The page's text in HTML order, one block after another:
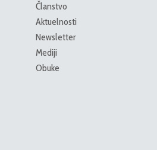
Članstvo
Aktuelnosti
Newsletter
Mediji
Obuke